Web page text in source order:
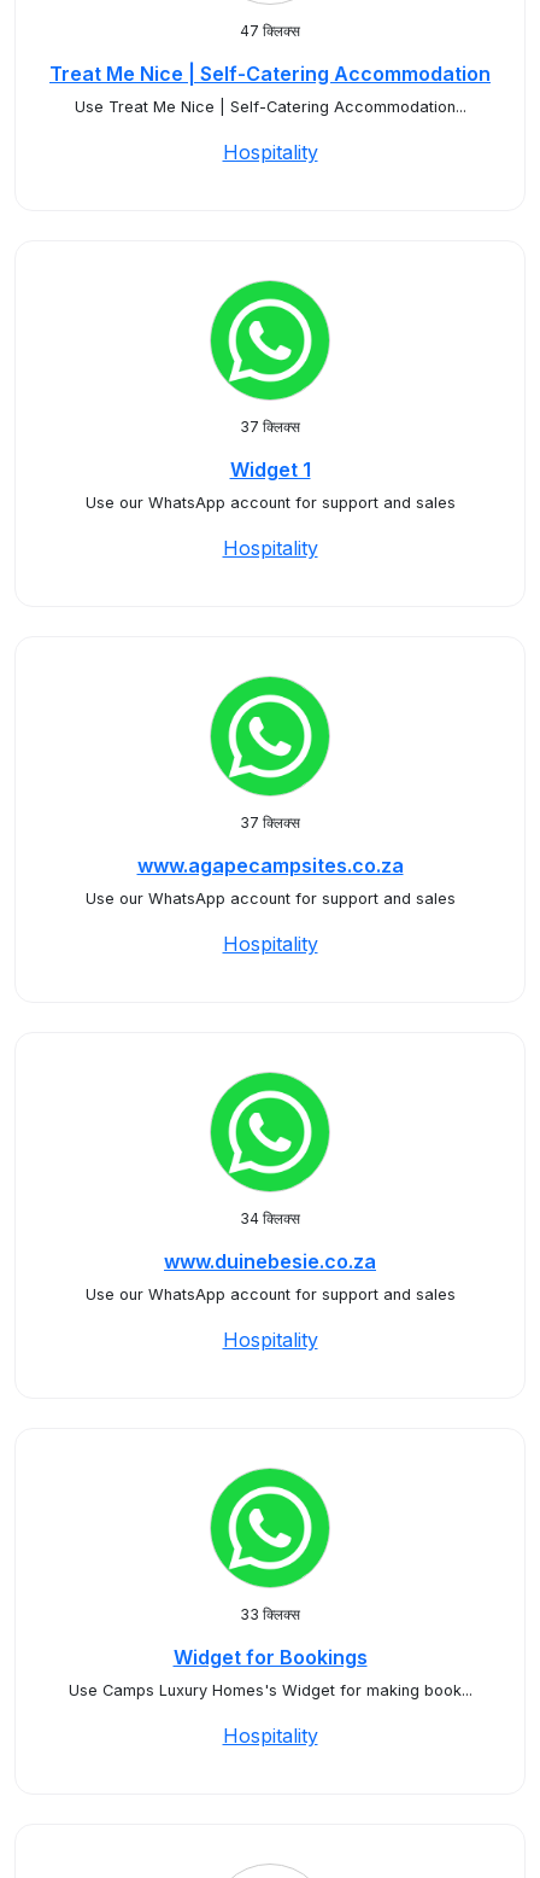
47 क्लिक्स
Treat Me Nice | Self-Catering Accommodation
Use Treat Me Nice | Self-Catering Accommodation...
Hospitality
37 क्लिक्स
Widget 1
Use our WhatsApp account for support and sales
Hospitality
37 क्लिक्स
www.agapecampsites.co.za
Use our WhatsApp account for support and sales
Hospitality
34 क्लिक्स
www.duinebesie.co.za
Use our WhatsApp account for support and sales
Hospitality
33 क्लिक्स
Widget for Bookings
Use Camps Luxury Homes's Widget for making book...
Hospitality